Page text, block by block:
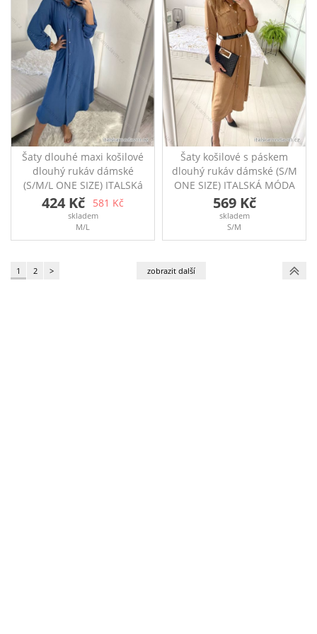
Šaty dlouhé maxi košilové
dlouhý rukáv dámské
(S/M/L ONE SIZE) ITALSKá
MóDA IM4221031/DR
Košilové maxi šaty s
dlouhým rukávem
Rozměry: přes prsa
424 Kč 581 Kč
skladem
M/L
Šaty košilové s páskem
dlouhý rukáv dámské (S/M
ONE SIZE) ITALSKÁ MÓDA
IMPBB22E9511/DR
Šaty košilové s páskem a
dlouhým rukávem,
zapínání na knoflíky,
rukáv prsa-100cm, boky-
569 Kč
skladem
S/M
1 2 >